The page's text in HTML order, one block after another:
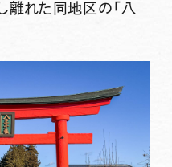
離れた同地区の 「八